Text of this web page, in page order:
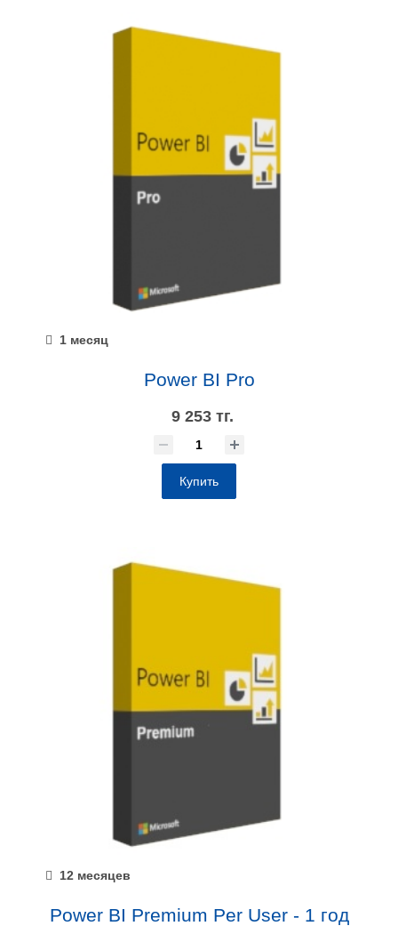
1 месяц
Power BI Pro
9 253 тг.
Купить
12 месяцев
Power BI Premium Per User - 1 год